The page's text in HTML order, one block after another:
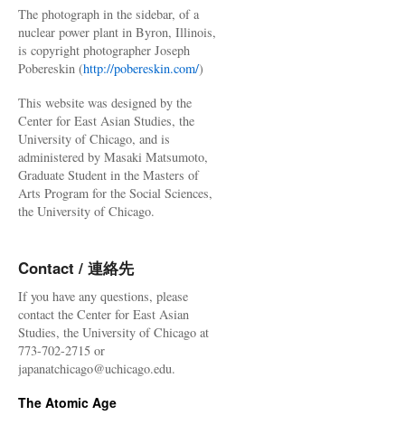
The photograph in the sidebar, of a
nuclear power plant in Byron, Illinois,
is copyright photographer Joseph
Pobereskin (http://pobereskin.com/)
This website was designed by the
Center for East Asian Studies, the
University of Chicago, and is
administered by Masaki Matsumoto,
Graduate Student in the Masters of
Arts Program for the Social Sciences,
the University of Chicago.
Contact / 連絡先
If you have any questions, please
contact the Center for East Asian
Studies, the University of Chicago at
773-702-2715 or
japanatchicago@uchicago.edu.
The Atomic Age